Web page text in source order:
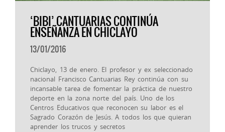
‘BIBI’ CANTUARIAS CONTINÚA
ENSEÑANZA EN CHICLAYO
13/01/2016
Chiclayo, 13 de enero. El profesor y ex seleccionado
nacional Francisco Cantuarias Rey continúa con su
incansable tarea de fomentar la práctica de nuestro
deporte en la zona norte del país. Uno de los
Centros Educativos que reconocen su labor es el
Sagrado Corazón de Jesús. A todos los que quieran
aprender los trucos y secretos